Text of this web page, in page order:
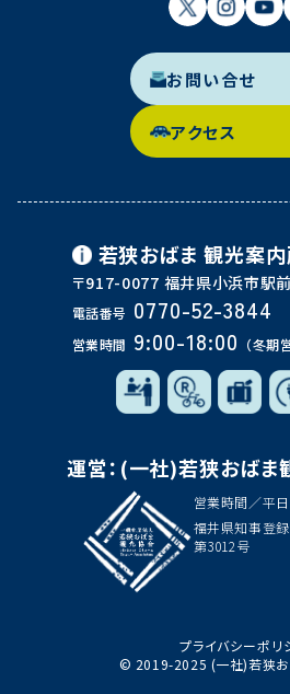
お問い合せ
アクセス
若狭おばま 観光案
〒917-0077 福井県小浜市駅
電話番号 0770-52-3844
営業時間 9:00-18:00 （冬期
運営：(一社)若狭おばま
営業時間／平
福井県知事登
第3012号
プライバシーポリ
© 2019-2025 (一社)若狭お